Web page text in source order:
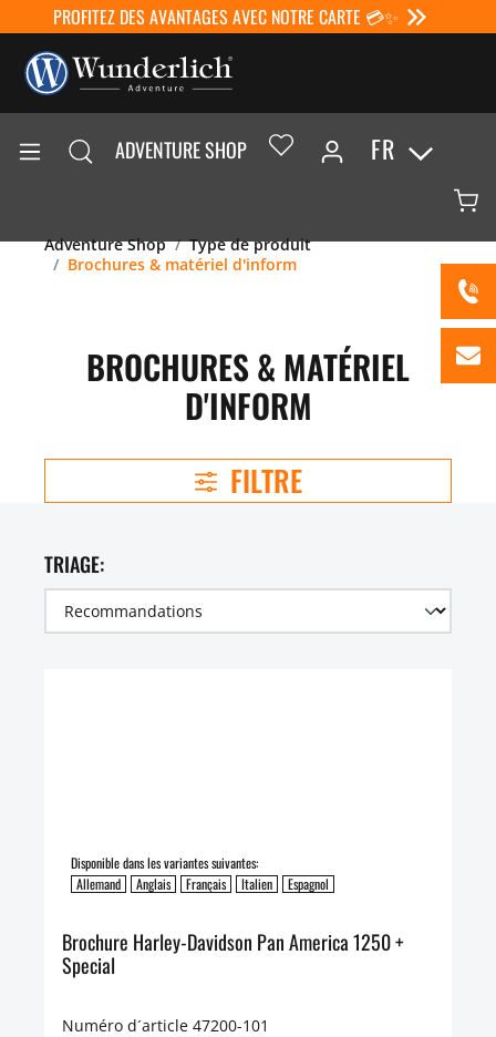
PROFITEZ DES AVANTAGES AVEC NOTRE CARTE 💳✨
ADVENTURE SHOP FR
Adventure Shop
Type de produit
Brochures & matériel d'inform
BROCHURES & MATÉRIEL
D'INFORM
FILTRE
TRIAGE:
Disponible dans les variantes suivantes:
Allemand
Anglais Français Italien Espagnol
Brochure Harley-Davidson Pan America 1250 +
Special
Numéro d´article 47200-101